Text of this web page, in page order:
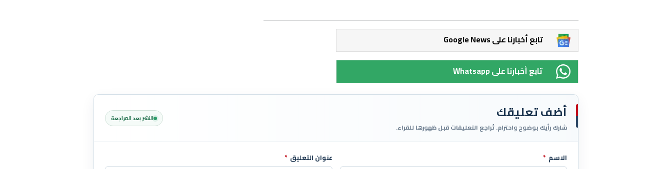
Google News تابع أخبارنا على
Whatsapp تابع أخبارنا على
أضف تعليقك
شارك رأيك بوضوح واحترام. تُراجع التعليقات قبل ظهورها للقراء.
النشر بعد المراجعة
اترك هذا الحقل فارغاً
الاسم * عنوان التعليق *